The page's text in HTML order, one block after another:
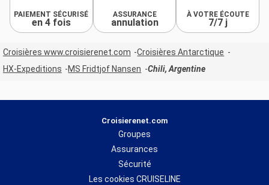
PAIEMENT SÉCURISÉ
en 4 fois
ASSURANCE
annulation
À VOTRE ÉCOUTE
7/7 j
Croisières www.croisierenet.com
Croisières Antarctique
HX-Expeditions
MS Fridtjof Nansen Chili, Argentine
Croisierenet.com
Groupes
Assurances
Sécurité
Les cookies CRUISELINE